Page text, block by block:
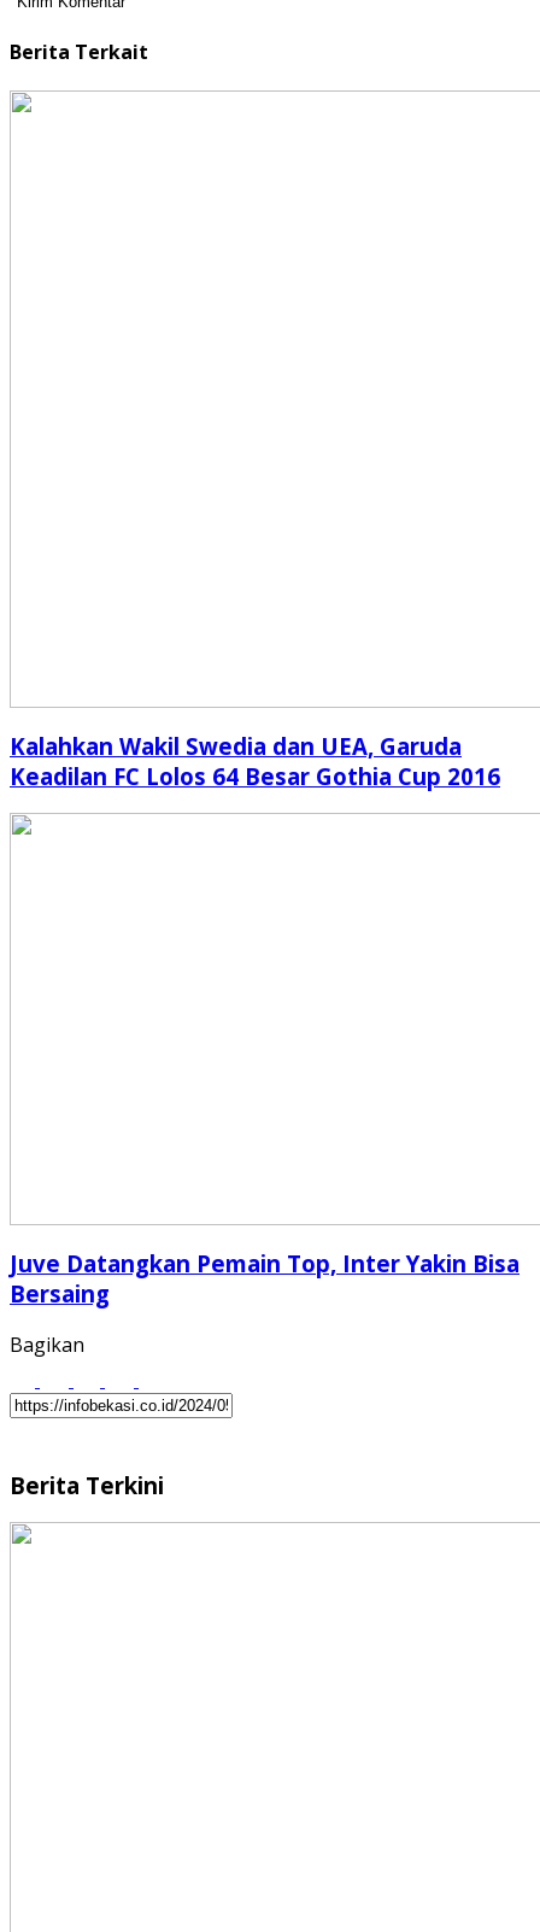
Berita Terkait
Kalahkan Wakil Swedia dan UEA, Garuda
Keadilan FC Lolos 64 Besar Gothia Cup 2016
Juve Datangkan Pemain Top, Inter Yakin Bisa
Bersaing
Bagikan
Berita Terkini